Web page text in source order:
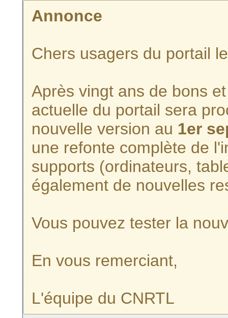
Annonce
Chers usagers du portail
Après vingt ans de bons
actuelle du portail sera
nouvelle version au 1er
une refonte complète de
supports (ordinateurs,
également de nouvelles
Vous pouvez tester la
En vous remerciant,
L'équipe du CNRTL